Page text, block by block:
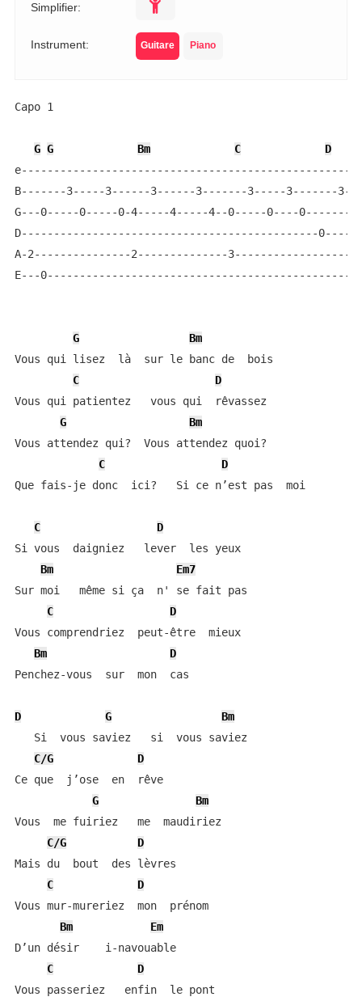
Simplifier:
Instrument: Guitare Piano
Capo 1
G G Bm C
D
B-------3-----3------3------3-------3-----3-------
G---0-----0-----0-4-----4-----4--0-----0----
D----------------------------------------------0-----
A-2---------------2--------------
E---
G
Bm
Vous qui lisez  là  sur le banc de  bois
C
D
Vous qui patientez   vous qui  rêvassez
G
Bm
Vous attendez qui?  Vous attendez quoi?
C
D
Que fais-je donc  ici?   Si ce n’est pas  moi
C
D
Si vous  daigniez   lever  les yeux
Bm
Em7
Sur moi   même si ça  n' se fait pas
C
D
Vous comprendriez  peut-être  mieux
Bm
D
Penchez-vous  sur  mon  cas
D G
Bm
   Si  vous saviez   si  vous saviez
C/G
D
Ce que  j’ose  en  rêve
G
Bm
Vous  me fuiriez   me  maudiriez
C/G
D
Mais du  bout  des lèvres
C
D
Vous mur-mureriez  mon  prénom
Bm
Em
D’un désir    i-navouable
C
D
Vous passeriez   enfin  le pont